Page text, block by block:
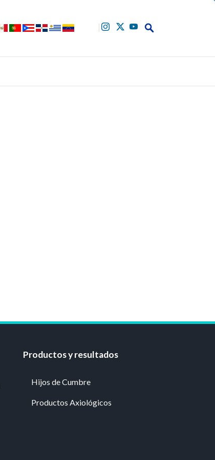
Productos y resultados
Hijos de Cumbre
Productos Axiológicos